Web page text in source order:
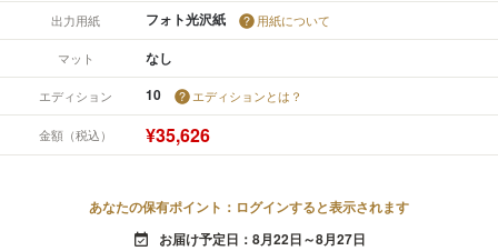
出力用紙 フォト光沢紙 用紙について
マット なし
エディション 10 エディションとは？
金額（税込） ¥35,626
あなたの保有ポイント：ログインすると表示されます
event_available お届け予定日：8月22日～8月27日